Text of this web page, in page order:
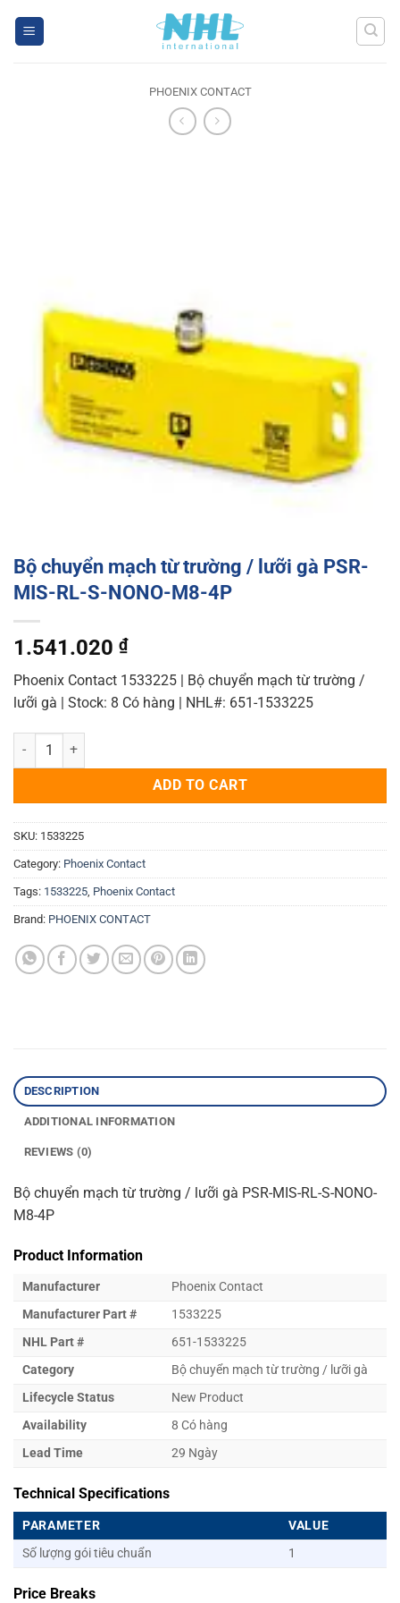
PHOENIX CONTACT
Bộ chuyển mạch từ trường / lưỡi gà PSR-
MIS-RL-S-NONO-M8-4P
1.541.020 ₫
Phoenix Contact 1533225 | Bộ chuyển mạch từ trường /
lưỡi gà | Stock: 8 Có hàng | NHL#: 651-1533225
Bộ chuyển mạch từ trường / lưỡi gà PSR-MIS-RL-S-NONO-M8-4P
ADD TO CART
SKU: 1533225
Category: Phoenix Contact
Tags: 1533225 Phoenix Contact
Brand: PHOENIX CONTACT
DESCRIPTION
ADDITIONAL INFORMATION
REVIEWS (0)
Bộ chuyển mạch từ trường / lưỡi gà PSR-MIS-RL-S-NONO-
M8-4P
Product Information
Manufacturer
Phoenix Contact
Manufacturer Part #
1533225
NHL Part #
651-1533225
Category
Bộ chuyển mạch từ trường / lưỡi gà
Lifecycle Status
New Product
Availability
8 Có hàng
Lead Time
29 Ngày
Technical Specifications
PARAMETER
VALUE
Số lượng gói tiêu chuẩn
1
Price Breaks